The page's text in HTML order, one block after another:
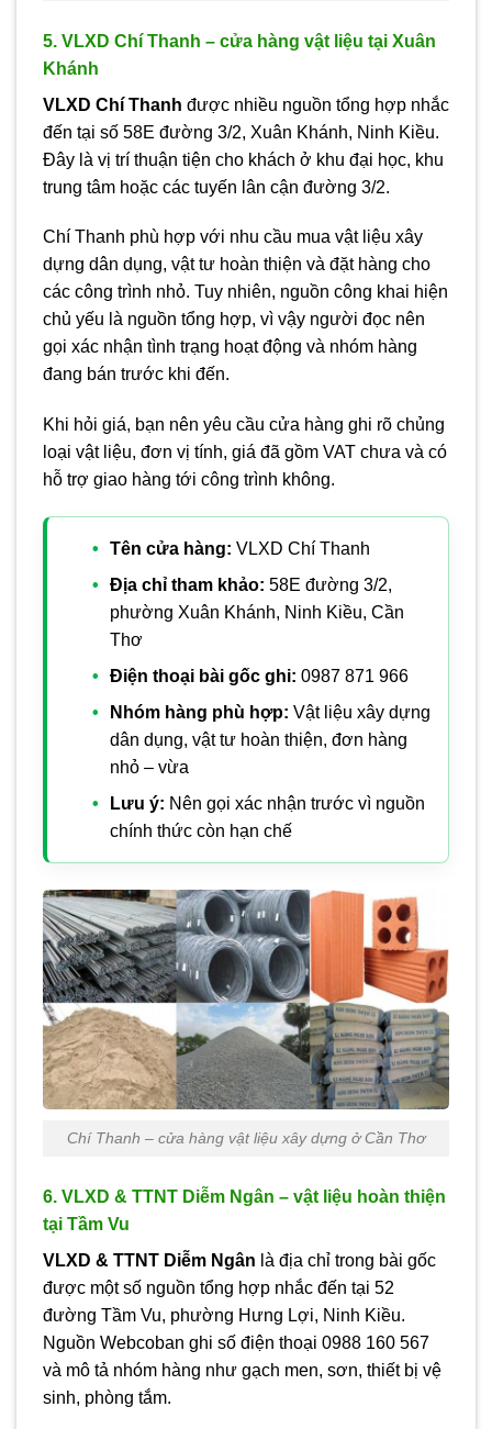
5. VLXD Chí Thanh – cửa hàng vật liệu tại Xuân
Khánh
VLXD Chí Thanh được nhiều nguồn tổng hợp nhắc
đến tại số 58E đường 3/2, Xuân Khánh, Ninh Kiều.
Đây là vị trí thuận tiện cho khách ở khu đại học, khu
trung tâm hoặc các tuyến lân cận đường 3/2.
Chí Thanh phù hợp với nhu cầu mua vật liệu xây
dựng dân dụng, vật tư hoàn thiện và đặt hàng cho
các công trình nhỏ. Tuy nhiên, nguồn công khai hiện
chủ yếu là nguồn tổng hợp, vì vậy người đọc nên
gọi xác nhận tình trạng hoạt động và nhóm hàng
đang bán trước khi đến.
Khi hỏi giá, bạn nên yêu cầu cửa hàng ghi rõ chủng
loại vật liệu, đơn vị tính, giá đã gồm VAT chưa và có
hỗ trợ giao hàng tới công trình không.
Tên cửa hàng: VLXD Chí Thanh
Địa chỉ tham khảo: 58E đường 3/2,
phường Xuân Khánh, Ninh Kiều, Cần
Thơ
Điện thoại bài gốc ghi: 0987 871 966
Nhóm hàng phù hợp: Vật liệu xây dựng
dân dụng, vật tư hoàn thiện, đơn hàng
nhỏ – vừa
Lưu ý: Nên gọi xác nhận trước vì nguồn
chính thức còn hạn chế
Chí Thanh – cửa hàng vật liệu xây dựng ở Cần Thơ
6. VLXD & TTNT Diễm Ngân – vật liệu hoàn thiện
tại Tầm Vu
VLXD & TTNT Diễm Ngân là địa chỉ trong bài gốc
được một số nguồn tổng hợp nhắc đến tại 52
đường Tầm Vu, phường Hưng Lợi, Ninh Kiều.
Nguồn Webcoban ghi số điện thoại 0988 160 567
và mô tả nhóm hàng như gạch men, sơn, thiết bị vệ
sinh, phòng tắm.